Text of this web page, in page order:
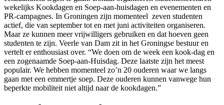
wekelijks Kookdagen en Soep-aan-huisdagen en evenementen en
PR-campagnes. In Groningen zijn momenteel zeven studenten
actief, die van september tot en met juni activiteiten organiseren.
Maar ze kunnen meer vrijwilligers gebruiken en dat hoeven geen
studenten te zijn. Veerle van Dam zit in het Groningse bestuur en
vertelt er enthousiast over. “We doen om de week een kook-dag en
een zogenaamde Soep-aan-Huisdag. Deze laatste zijn het meest
populair. We hebben momenteel zo’n 20 ouderen waar we langs
gaan met een emmertje soep. Deze ouderen kunnen vanwege hun
beperkte mobiliteit niet altijd naar de kookdagen.”